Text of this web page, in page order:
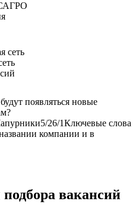
появляться новые
5/26/1Ключевые слова
компании и в
вакансий